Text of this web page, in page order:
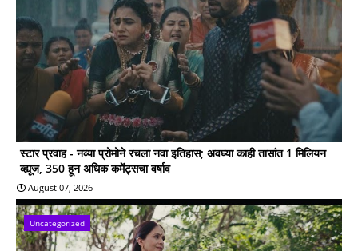
स्टार प्रवाह - नव्या प्रोमोने रचला नवा इतिहास; अवघ्या काही तासांत 1 मिलियन
व्ह्यूज, 350 हून अधिक कमेंट्सचा वर्षाव
August 07, 2026
Uncategorized